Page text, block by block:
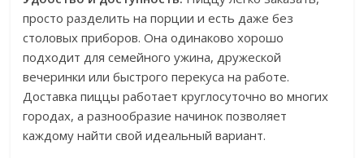
просто разделить на порции и есть даже без
столовых приборов. Она одинаково хорошо
подходит для семейного ужина, дружеской
вечеринки или быстрого перекуса на работе.
Доставка пиццы работает круглосуточно во многих
городах, а разнообразие начинок позволяет
каждому найти свой идеальный вариант.